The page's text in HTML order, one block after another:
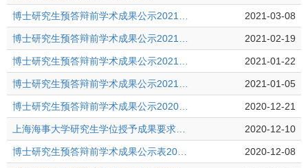
2021-03-08
2021-02-19
2021-01-22
2021-01-05
2020-12-21
2020-12-10
2020-12-08